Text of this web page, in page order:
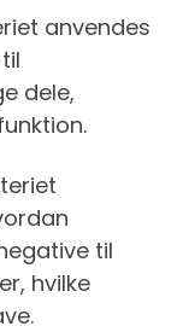
anvendes
dele,
til
hvilke